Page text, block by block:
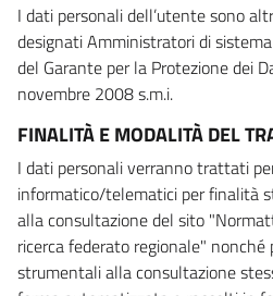
I dati personali dell’utente sono
designati Amministratori di
del Garante per la Protezione dei
novembre 2008 s.m.i.
FINALITÀ E MODALITÀ DEL
I dati personali verranno trattati
informatico/telematici per finalità
alla consultazione del sito
ricerca federato regionale"
strumentali alla consultazione